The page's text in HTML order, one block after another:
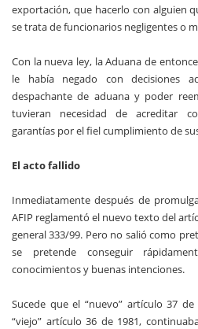
exportación, que hacerlo con alguien
se trata de funcionarios negligentes o
Con la nueva ley, la Aduana de
le había negado con decisiones
despachante de aduana y poder
tuvieran necesidad de acreditar
garantías por el fiel cumplimiento de
El acto fallido
Inmediatamente después de
AFIP reglamentó el nuevo texto del
general 333/99. Pero no salió como
se pretende conseguir
conocimientos y buenas intenciones.
Sucede que el “nuevo” artículo 37
“viejo” artículo 36 de 1981,